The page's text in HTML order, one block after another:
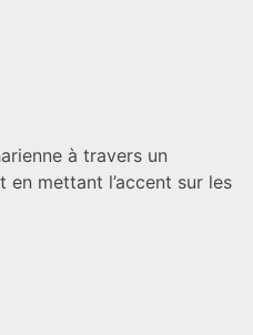
à travers un
mettant l’accent sur les